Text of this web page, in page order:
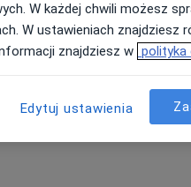
8 Sie
Ndz,
9 Sie
Pon,
10 Sie
W każdej chwili możesz
W ustawieniach znajdziesz
znajdziesz w polityka
Edytuj ustawienia